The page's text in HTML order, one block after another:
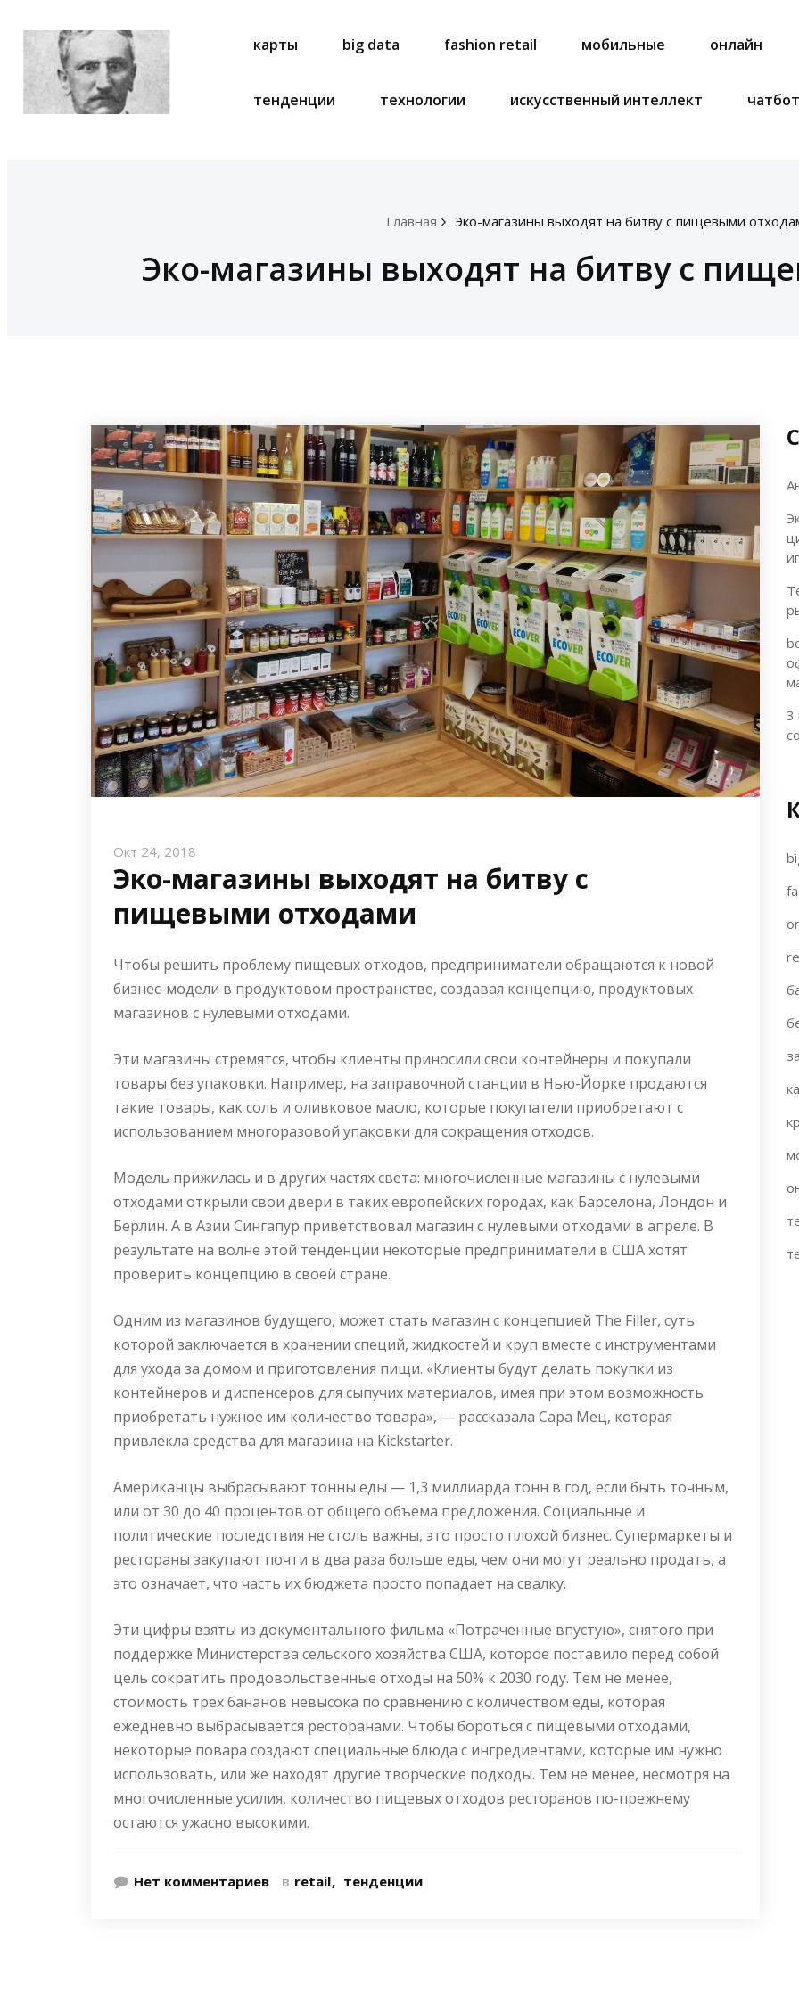
карты big data fashion retail мобильные онлайн
тенденции технологии искусственный интеллект
Главная Эко-магазины выходят на битву с пищевыми
Эко-магазины выходят на битву с
Окт 24, 2018
Эко-магазины выходят на битву с
пищевыми отходами
Чтобы решить проблему пищевых отходов, предприниматели обращаются к новой
бизнес-модели в продуктовом пространстве, создавая концепцию, продуктовых
магазинов с нулевыми отходами.
Эти магазины стремятся, чтобы клиенты приносили свои контейнеры и покупали
товары без упаковки. Например, на заправочной станции в Нью-Йорке продаются
такие товары, как соль и оливковое масло, которые покупатели приобретают с
использованием многоразовой упаковки для сокращения отходов.
Модель прижилась и в других частях света: многочисленные магазины с нулевыми
отходами открыли свои двери в таких европейских городах, как Барселона, Лондон и
Берлин. А в Азии Сингапур приветствовал магазин с нулевыми отходами в апреле. В
результате на волне этой тенденции некоторые предприниматели в США хотят
проверить концепцию в своей стране.
Одним из магазинов будущего, может стать магазин с концепцией The Filler, суть
которой заключается в хранении специй, жидкостей и круп вместе с инструментами
для ухода за домом и приготовления пищи. «Клиенты будут делать покупки из
контейнеров и диспенсеров для сыпучих материалов, имея при этом возможность
приобретать нужное им количество товара», — рассказала Сара Мец, которая
привлекла средства для магазина на Kickstarter.
Американцы выбрасывают тонны еды — 1,3 миллиарда тонн в год, если быть точным,
или от 30 до 40 процентов от общего объема предложения. Социальные и
политические последствия не столь важны, это просто плохой бизнес. Супермаркеты и
рестораны закупают почти в два раза больше еды, чем они могут реально продать, а
это означает, что часть их бюджета просто попадает на свалку.
Эти цифры взяты из документального фильма «Потраченные впустую», снятого при
поддержке Министерства сельского хозяйства США, которое поставило перед собой
цель сократить продовольственные отходы на 50% к 2030 году. Тем не менее,
стоимость трех бананов невысока по сравнению с количеством еды, которая
ежедневно выбрасывается ресторанами. Чтобы бороться с пищевыми отходами,
некоторые повара создают специальные блюда с ингредиентами, которые им нужно
использовать, или же находят другие творческие подходы. Тем не менее, несмотря на
многочисленные усилия, количество пищевых отходов ресторанов по-прежнему
остаются ужасно высокими.
Нет комментариев в retail тенденции
3